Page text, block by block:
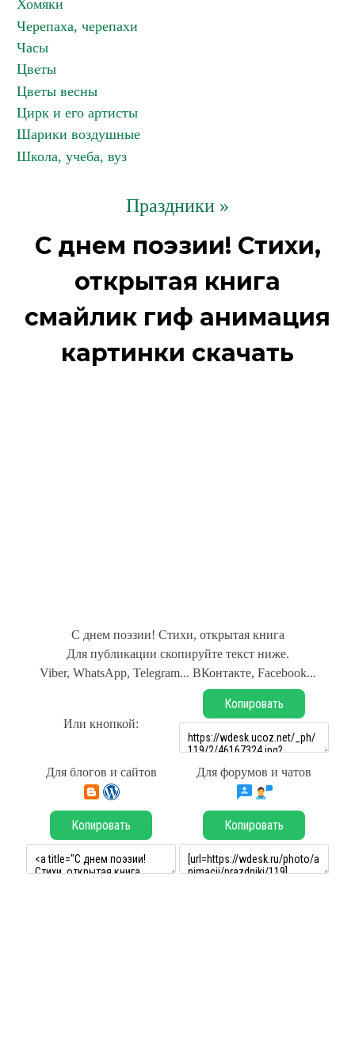
Хомяки
Черепаха, черепахи
Часы
Цветы
Цветы весны
Цирк и его артисты
Шарики воздушные
Школа, учеба, вуз
Праздники »
С днем поэзии! Стихи,
открытая книга
смайлик гиф анимация
картинки скачать
С днем поэзии! Стихи, открытая книга
Для публикации скопируйте текст ниже.
Viber, WhatsApp, Telegram... ВКонтакте, Facebook...
Или кнопкой:
Копировать
Для блогов и сайтов Для форумов и чатов
Копировать Копировать